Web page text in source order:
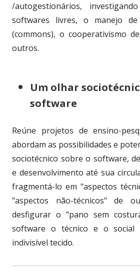
/autogestionários,
softwares livres, o manejo de
(commons), o cooperativismo
outros.
Um olhar
software
Reúne projetos de ensino-
abordam as possibilidades e
sociotécnico sobre o software,
e desenvolvimento até sua
fragmentá-lo em "aspectos
"aspectos não-técnicos" de
desfigurar o "pano sem
software o técnico e o social
indivisível tecido.